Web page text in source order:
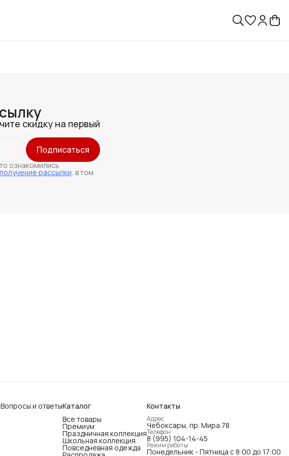
скидку на первый
Подписаться
ознакомились
рассылки, в том
Вопросы и ответыКаталог
Все товары
Премиум
Праздничная коллекция
Школьная коллекция
Повседневная одежда
Контакты
Адрес
Чебоксары, пр. Мира 78
Телефон
8 (995) 104-14-45
Режим работы
Понедельник - Пятница с 8:00 до 17:00